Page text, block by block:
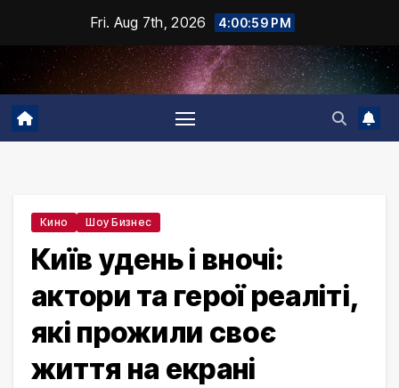
content
Fri. Aug 7th, 2026 4:01:00 PM
Кино Шоу Бизнес
Київ удень і вночі:
актори та герої реаліті,
які прожили своє
життя на екрані